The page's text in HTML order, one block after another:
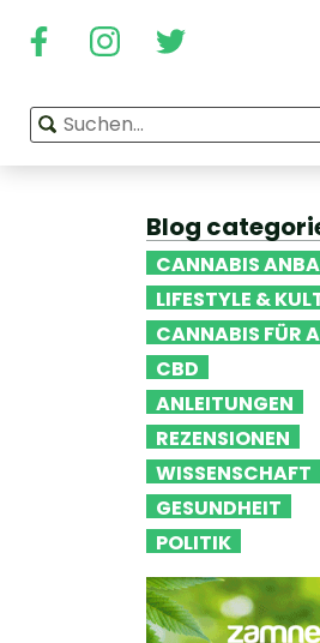
Blog
CANNABIS
LIFESTYLE &
CANNABIS FÜR
CBD
ANLEITUNGEN
REZENSIONEN
WISSENSCHAFT
GESUNDHEIT
POLITIK